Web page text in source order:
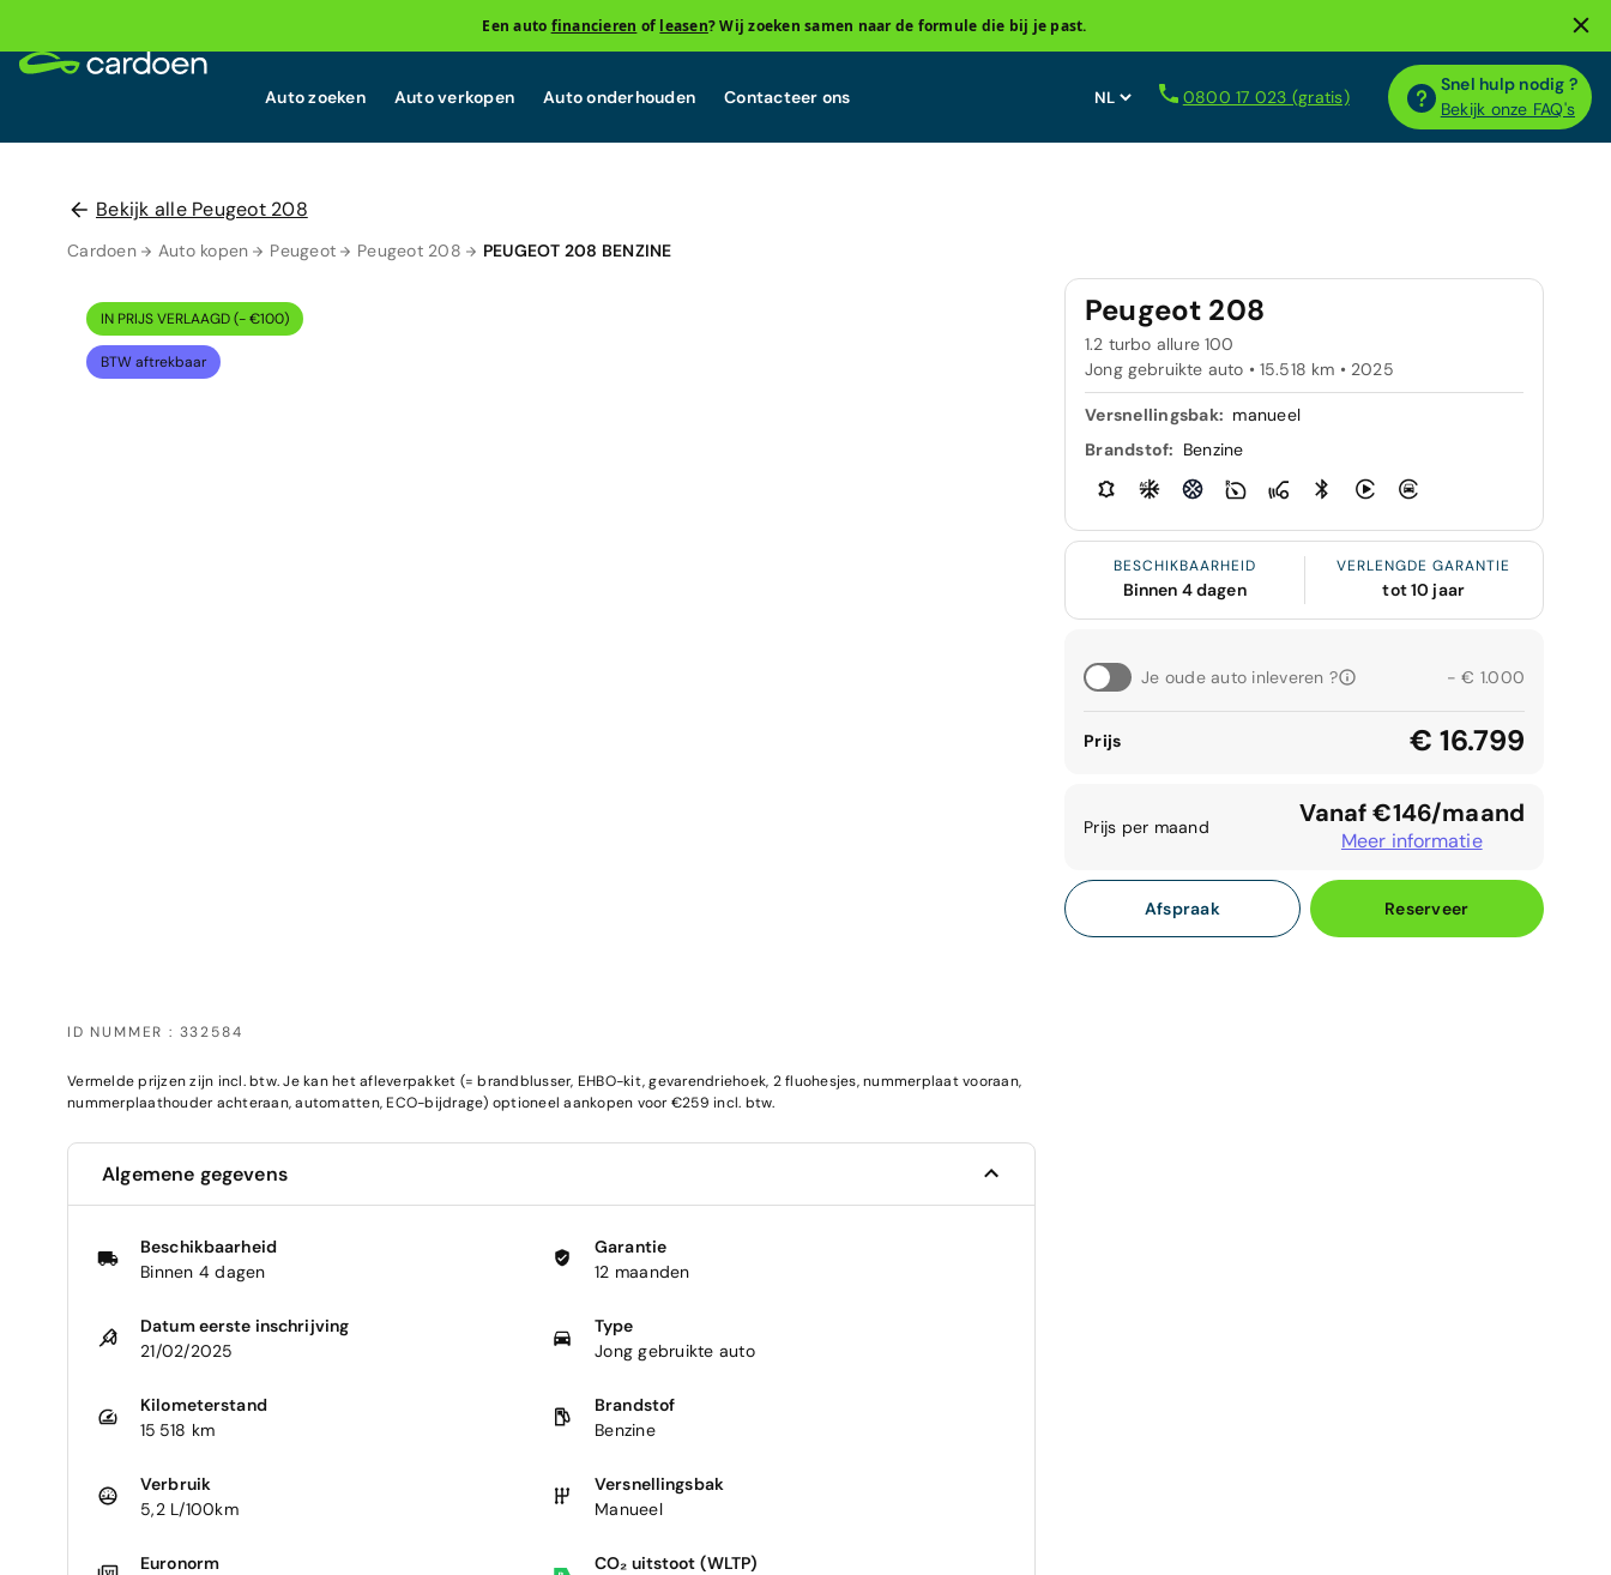
Een auto financieren of leasen? Wij zoeken samen naar de formule die bij je past.
Auto zoeken Auto verkopen Auto onderhouden Contacteer ons 0800 17 023 (gratis)
Snel hulp nodig ?
Bekijk onze FAQ's
Bekijk alle Peugeot 208
Cardoen Auto kopen Peugeot Peugeot 208 PEUGEOT 208 BENZINE
IN PRIJS VERLAAGD (- €100)
BTW aftrekbaar
ID NUMMER : 332584
Peugeot 208
1.2 turbo allure 100
Jong gebruikte auto • 15.518 km • 2025
Versnellingsbak: manueel
Brandstof: Benzine
BESCHIKBAARHEID
Binnen 4 dagen
VERLENGDE GARANTIE
tot 10 jaar
Je oude auto inleveren ? - € 1.000
Prijs € 16.799
Prijs per maand Vanaf €146/maand
Meer informatie
Afspraak Reserveer
Vermelde prijzen zijn incl. btw. Je kan het afleverpakket (= brandblusser, EHBO-kit, gevarendriehoek, 2 fluohesjes, nummerplaat vooraan,
nummerplaathouder achteraan, automatten, ECO-bijdrage) optioneel aankopen voor €259 incl. btw.
Algemene gegevens
Beschikbaarheid
Binnen 4 dagen
Garantie
12 maanden
Datum eerste inschrijving
21/02/2025
Type
Jong gebruikte auto
Kilometerstand
15 518 km
Brandstof
Benzine
Verbruik
5,2 L/100km
Versnellingsbak
Manueel
Euronorm
CO₂ uitstoot (WLTP)